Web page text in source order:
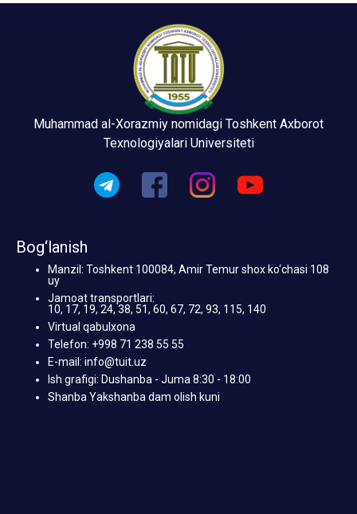
Muhammad al-Xorazmiy nomidagi Toshkent Axborot
Texnologiyalari Universiteti
Bog‘lanish
Manzil: Toshkent 100084, Amir Temur shox ko‘chasi 108
uy
Jamoat transportlari:
10, 17, 19, 24, 38, 51, 60, 67, 72, 93, 115, 140
Virtual qabulxona
Telefon: +998 71 238 55 55
E-mail: info@tuit.uz
Ish grafigi: Dushanba - Juma 8:30 - 18:00
Shanba Yakshanba dam olish kuni